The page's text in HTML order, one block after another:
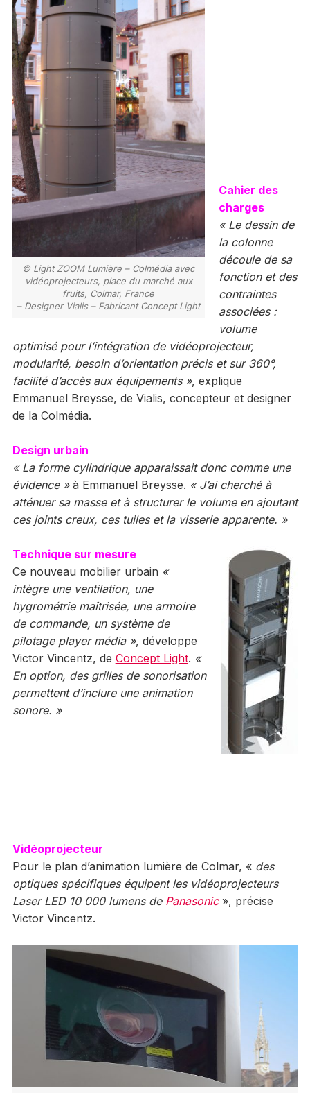
© Light ZOOM Lumière – Colmédia avec
vidéoprojecteurs, place du marché aux
fruits, Colmar, France
– Designer Vialis – Fabricant Concept Light
Cahier des
charges
« Le dessin de
la colonne
découle de sa
fonction et des
contraintes
associées :
volume
optimisé pour l’intégration de vidéoprojecteur,
modularité, besoin d’orientation précis et sur 360°,
facilité d’accès aux équipements », explique
Emmanuel Breysse, de Vialis, concepteur et designer
de la Colmédia.
Design urbain
« La forme cylindrique apparaissait donc comme une
évidence »à Emmanuel Breysse. « J’ai cherché à
atténuer sa masse et à structurer le volume en ajoutant
ces joints creux, ces tuiles et la visserie apparente. »
Technique sur mesure
Ce nouveau mobilier urbain «
intègre une ventilation, une
hygrométrie maîtrisée, une armoire
de commande, un système de
pilotage player média », développe
Victor Vincentz, de Concept Light. «
En option, des grilles de sonorisation
permettent d’inclure une animation
sonore. »
Vidéoprojecteur
Pour le plan d’animation lumière de Colmar, « des
optiques spécifiques équipent les vidéoprojecteurs
Laser LED 10 000 lumens de Panasonic», précise
Victor Vincentz.